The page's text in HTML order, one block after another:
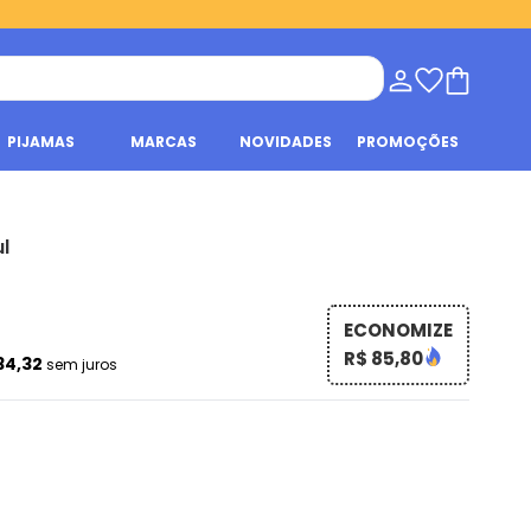
PIJAMAS MARCAS NOVIDADES PROMOÇÕES
sem juros
ECONOMIZE
R$ 85,80